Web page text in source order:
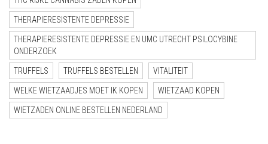
THERAPIERESISTENTE DEPRESSIE
THERAPIERESISTENTE DEPRESSIE EN UMC UTRECHT PSILOCYBINE
ONDERZOEK
TRUFFELS TRUFFELS BESTELLEN VITALITEIT
WELKE WIETZAADJES MOET IK KOPEN WIETZAAD KOPEN
WIETZADEN ONLINE BESTELLEN NEDERLAND